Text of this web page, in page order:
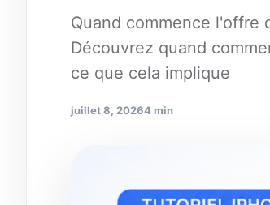
Quand commence l'offre
Découvrez quand
ce que cela implique
juillet 8, 20264 min